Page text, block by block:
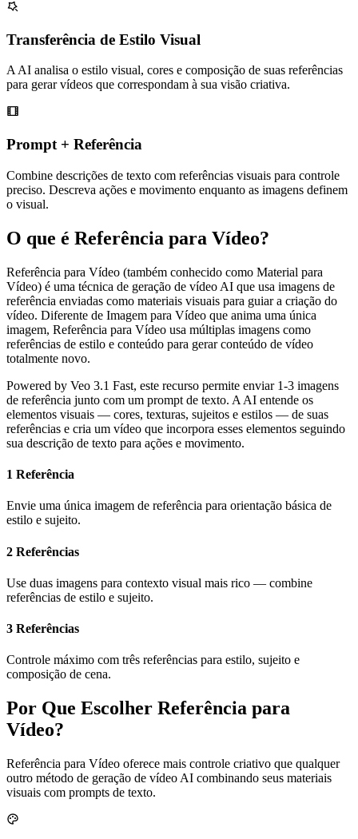
Transferência de Estilo Visual
A AI analisa o estilo visual, cores e composição de suas referências
para gerar vídeos que correspondam à sua visão criativa.
Prompt + Referência
Combine descrições de texto com referências visuais para controle
preciso. Descreva ações e movimento enquanto as imagens definem
o visual.
O que é Referência para Vídeo?
Referência para Vídeo (também conhecido como Material para
Vídeo) é uma técnica de geração de vídeo AI que usa imagens de
referência enviadas como materiais visuais para guiar a criação do
vídeo. Diferente de Imagem para Vídeo que anima uma única
imagem, Referência para Vídeo usa múltiplas imagens como
referências de estilo e conteúdo para gerar conteúdo de vídeo
totalmente novo.
Powered by Veo 3.1 Fast, este recurso permite enviar 1-3 imagens
de referência junto com um prompt de texto. A AI entende os
elementos visuais — cores, texturas, sujeitos e estilos — de suas
referências e cria um vídeo que incorpora esses elementos seguindo
sua descrição de texto para ações e movimento.
1 Referência
Envie uma única imagem de referência para orientação básica de
estilo e sujeito.
2 Referências
Use duas imagens para contexto visual mais rico — combine
referências de estilo e sujeito.
3 Referências
Controle máximo com três referências para estilo, sujeito e
composição de cena.
Por Que Escolher Referência para
Vídeo?
Referência para Vídeo oferece mais controle criativo que qualquer
outro método de geração de vídeo AI combinando seus materiais
visuais com prompts de texto.